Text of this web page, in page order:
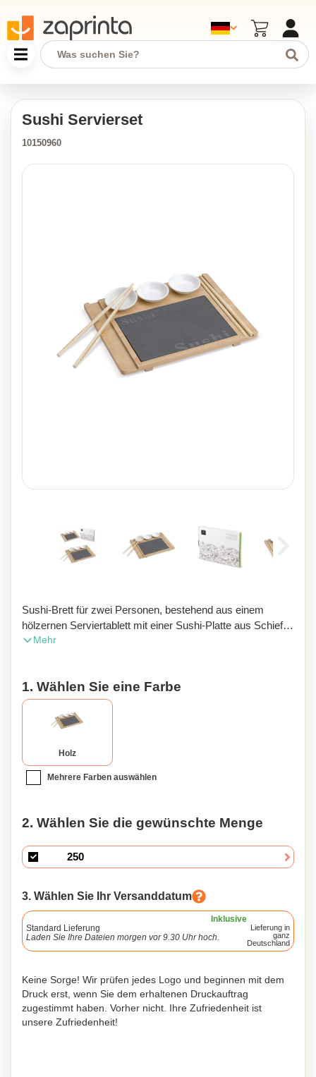
Sushi Servierset
10150960
Sushi-Brett für zwei Personen, bestehend aus einem
hölzernen Serviertablett mit einer Sushi-Platte aus Schiefer.
Wird mit zwei Sets Essstäbchen und drei Keramikschalen
Mehr
1. Wählen Sie eine Farbe
Holz
Mehrere Farben auswählen
2. Wählen Sie die gewünschte Menge
3. Wählen Sie Ihr Versanddatum
Inklusive
Standard Lieferung
Laden Sie Ihre Dateien morgen vor 9.30 Uhr hoch.
Lieferung in
ganz
Deutschland
Keine Sorge! Wir prüfen jedes Logo und beginnen mit dem
Druck erst, wenn Sie dem erhaltenen Druckauftrag
zugestimmt haben. Vorher nicht. Ihre Zufriedenheit ist
unsere Zufriedenheit!